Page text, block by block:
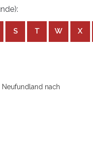
S T W X
nach